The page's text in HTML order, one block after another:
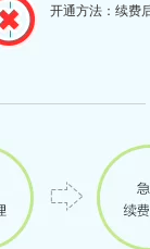
开通方法：续费